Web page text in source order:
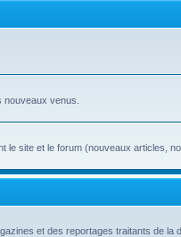
venus.
le site et le forum (nouveaux articles,
et des reportages traitants de la